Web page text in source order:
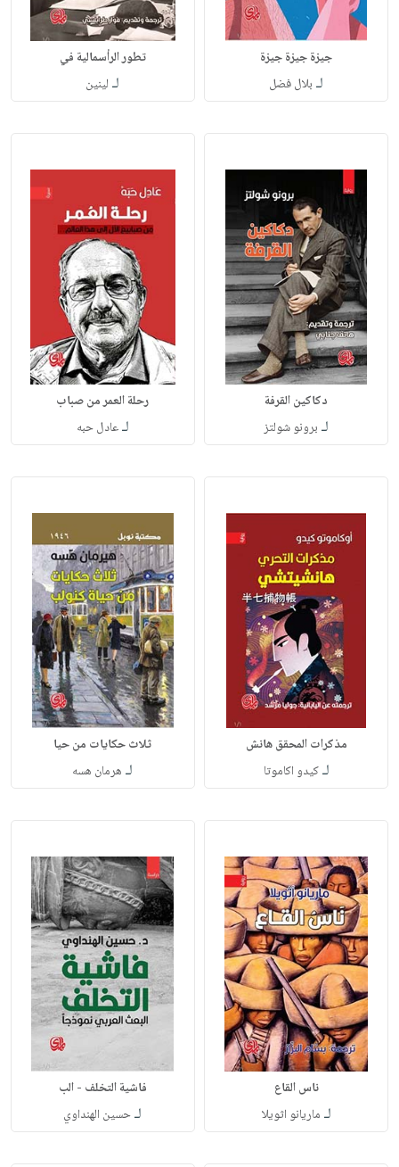
جيزة جيزة جيزة
لـ بلال فضل
تطور الرأسمالية في
لـ لينين
دكاكين القرفة
لـ برونو شولتز
رحلة العمر من صباب
لـعادل حبه
مذكرات المحقق هانش
لـكيدو اكاموتا
ثلاث حكايات من حيا
لـ هرمان هسه
ناس القاع
لـ ماريانو اثويلا
فاشية التخلف - الب
لـحسين الهنداوي